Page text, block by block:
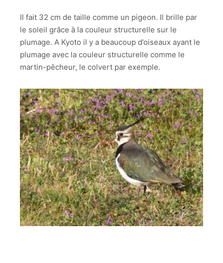
Il fait 32 cm de taille comme un pigeon. Il brille par
le soleil grâce à la couleur structurelle sur le
plumage. A Kyoto il y a beaucoup d’oiseaux ayant le
plumage avec la couleur structurelle comme le
martin-pêcheur, le colvert par exemple.